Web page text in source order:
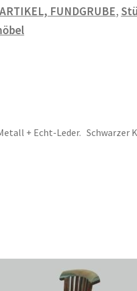
FUNDGRUBE,
+ Echt-Leder. Schwarzer